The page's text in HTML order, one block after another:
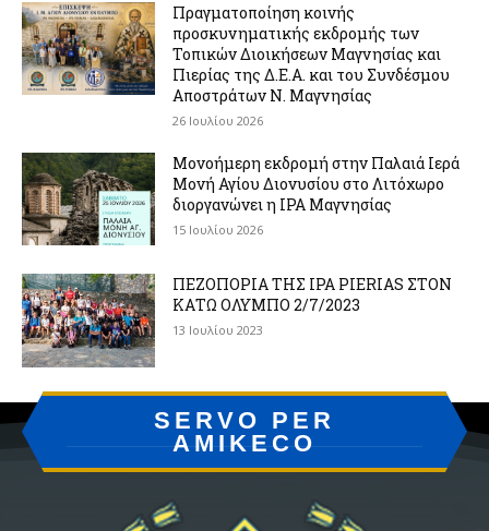
Πραγματοποίηση κοινής
προσκυνηματικής εκδρομής των
Τοπικών Διοικήσεων Μαγνησίας και
Πιερίας της Δ.Ε.Α. και του Συνδέσμου
Αποστράτων Ν. Μαγνησίας
26 Ιουλίου 2026
Μονοήμερη εκδρομή στην Παλαιά Ιερά
Μονή Αγίου Διονυσίου στο Λιτόχωρο
διοργανώνει η IPA Μαγνησίας
15 Ιουλίου 2026
ΠΕΖΟΠΟΡΙΑ ΤΗΣ IPA PIERIAS ΣΤΟΝ
ΚΑΤΩ ΟΛΥΜΠΟ 2/7/2023
13 Ιουλίου 2023
SERVO PER
AMIKECO